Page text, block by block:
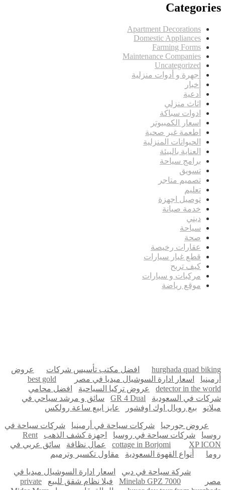
Categories
Apartment Decorations
Domestic Appliances
Farming Forms
Maintenance Companies
Uncategorized
أجهرة و أدوات منزلية
أخبار
أدعية
اثاث منزلي
ادوات سباكة
اسعار الكمبيوتر
اطعمة غير صحية
الحيوانات المنزلية
العناية بالبيئة
برامج سياحة
تسويق
تصميم متاجر
تعليم
توصيل اجهزة
خدمة صيانة
ديني
سياحة
صحة
عقارات رخيصة
قطع غيار سيارات
كيف تربح
مركبات و سيارات
موقع رياضة
hurghada quad biking افضل مكتب تأسيس شركات
عروض
أرمينيا
اسعار ادارة السوشيال ميديا في مصر
best gold
detector in the world
عروض تركيا السياحية
افضل محامي
شركات في السعودية
GR 4 Dual
سائق و مرشد سياحي في
ميلانو
بيع رويال اوك اوفشور عايز ابيع ساعة رولكس
عروض جورجيا شركات سياحة في أرمينيا
شركات سياحة في
روسيا
شركات سياحة في روسيا اجهزة كشف الذهب
Rent
cottage in Borjomi
XP ICON عمال نظافة
سائق عربي في
روما
أنواع القهوة السعودية مقاول تكسير وترميم
شركة سياحة في دبي
اسعار ادارة السوشيال ميديا في
مصر
Minelab GPZ 7000 فيلا نظام شقق للبيع
private